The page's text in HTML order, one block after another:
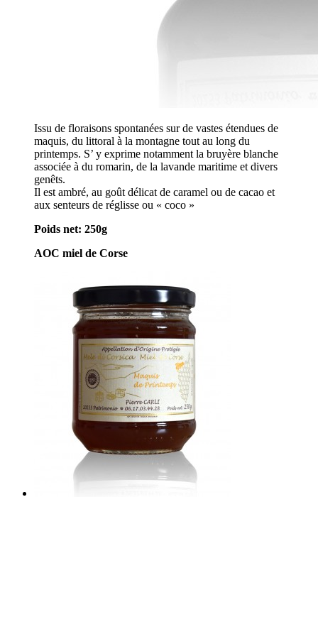
Issu de floraisons spontanées sur de vastes étendues de
maquis, du littoral à la montagne tout au long du
printemps. S’ y exprime notamment la bruyère blanche
associée à du romarin, de la lavande maritime et divers
genêts.
Il est ambré, au goût délicat de caramel ou de cacao et
aux senteurs de réglisse ou « coco »
Poids net: 250g
AOC miel de Corse